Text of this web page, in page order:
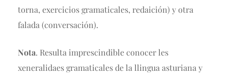
torna, exercicios gramaticales, redaición) y otra
falada (conversación).
Nota. Resulta imprescindible conocer les
xeneralidaes gramaticales de la llingua asturiana y